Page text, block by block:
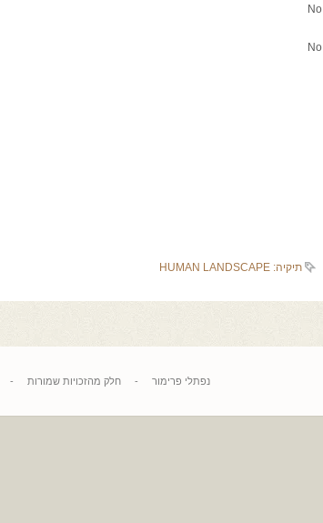
תיקיה: HUMAN LANDSCAPE
נפתלי פרימור -חלק מהזכויות שמורות -